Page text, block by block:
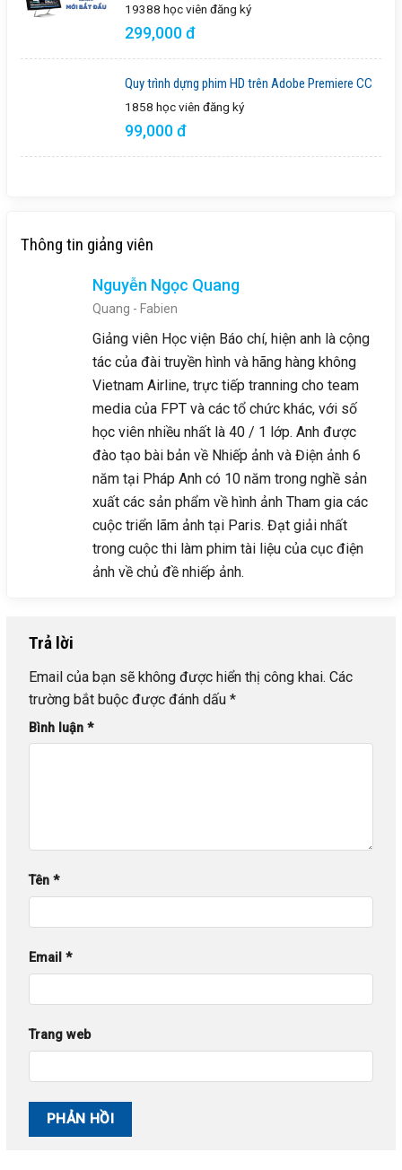
19388 học viên đăng ký
299,000 đ
Quy trình dựng phim HD trên Adobe Premiere CC
1858 học viên đăng ký
99,000 đ
Thông tin giảng viên
Nguyễn Ngọc Quang
Quang - Fabien
Giảng viên Học viện Báo chí, hiện anh là cộng
tác của đài truyền hình và hãng hàng không
Vietnam Airline, trực tiếp tranning cho team
media của FPT và các tổ chức khác, với số
học viên nhiều nhất là 40 / 1 lớp. Anh được
đào tạo bài bản về Nhiếp ảnh và Điện ảnh 6
năm tại Pháp Anh có 10 năm trong nghề sản
xuất các sản phẩm về hình ảnh Tham gia các
cuộc triển lãm ảnh tại Paris. Đạt giải nhất
trong cuộc thi làm phim tài liệu của cục điện
ảnh về chủ đề nhiếp ảnh.
Trả lời
Email của bạn sẽ không được hiển thị công khai. Các
trường bắt buộc được đánh dấu *
Bình luận *
Tên *
Email *
Trang web